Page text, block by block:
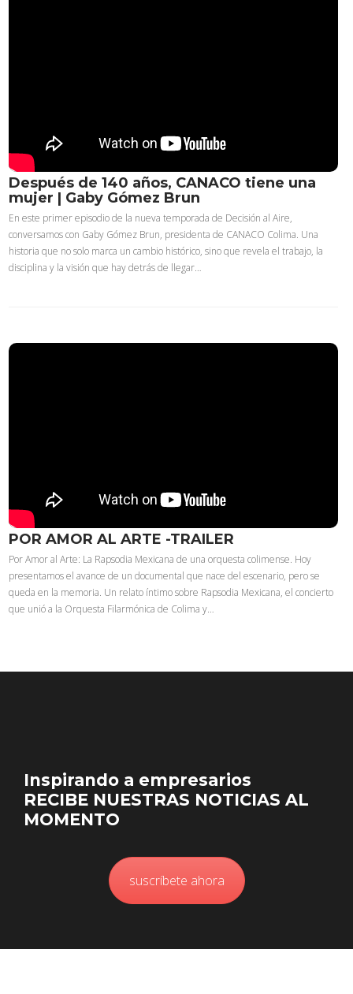
Después de 140 años, CANACO tiene una
mujer | Gaby Gómez Brun
En este primer episodio de la nueva temporada de Decisión al Aire,
conversamos con Gaby Gómez Brun, presidenta de CANACO Colima. Una
historia que no solo marca un cambio histórico, sino que revela el trabajo, la
disciplina y la visión que hay detrás de llegar…
POR AMOR AL ARTE -TRAILER
Por Amor al Arte: La Rapsodia Mexicana de una orquesta colimense. Hoy
presentamos el avance de un documental que nace del escenario, pero se
queda en la memoria. Un relato íntimo sobre Rapsodia Mexicana, el concierto
que unió a la Orquesta Filarmónica de Colima y…
Inspirando a empresarios
RECIBE NUESTRAS NOTICIAS AL
MOMENTO
suscríbete ahora